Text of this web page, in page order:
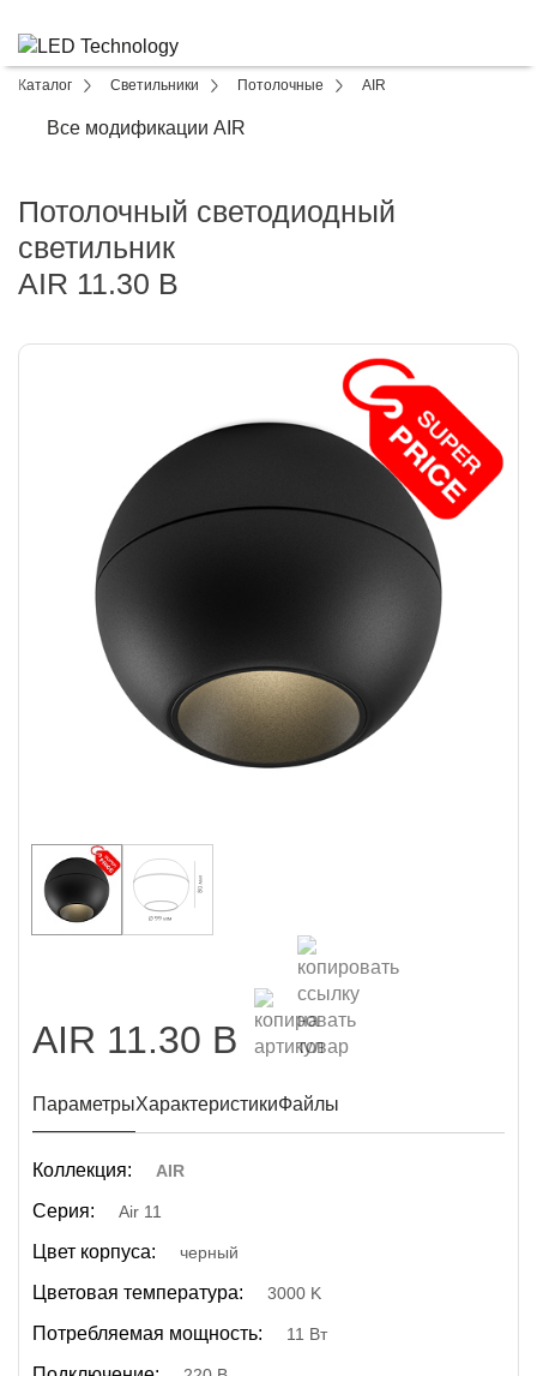
Каталог Светильники Потолочные AIR
Все модификации AIR
Потолочный светодиодный
светильник
AIR 11.30 B
AIR 11.30 B
ПараметрыХарактеристикиФайлы
Коллекция: AIR
Серия: Air 11
Цвет корпуса: черный
Цветовая температура: 3000 K
Потребляемая мощность: 11 Вт